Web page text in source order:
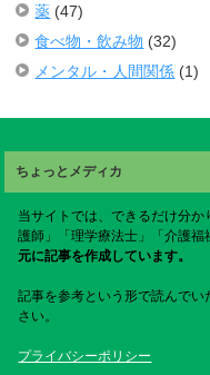
薬 (47)
食べ物・飲み物 (32)
メンタル・人間関係 (1)
ちょっとメディカ
当サイトでは、できるだけ分
護師」「理学療法士」「介護
元に記事を作成しています。
記事を参考という形で読んで
さい。
プライバシーポリシー